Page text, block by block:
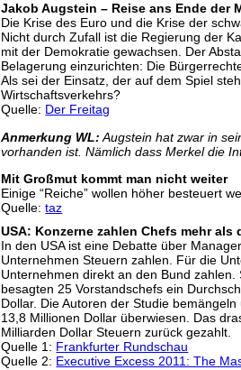
Jakob Augstein – Reise ans Ende der
Die Krise des Euro und die Krise der
Nicht durch Zufall ist die Regierung der
mit der Demokratie gewachsen. Der
Belagerung einzurichten: Die
Als sei der Einsatz, der auf dem Spiel
Wirtschaftsverkehrs?
Quelle: Der Freitag
Anmerkung WL: Augstein hat zwar in
vorhanden ist. Nämlich dass Merkel die
Mit Großmut kommt man nicht weiter
Einige “Reiche” wollen höher besteuert
Quelle:taz
USA: Konzerne zahlen Chefs mehr als
In den USA ist eine Debatte über
Unternehmen Steuern zahlen. Für die
Unternehmen direkt an den Bund
besagten 25 Vorstandschefs ein
Dollar. Die Autoren der Studie
13,8 Millionen Dollar überwiesen. Das
Milliarden Dollar Steuern zurück gezahlt.
Quelle 1: Frankfurter Rundschau
Quelle 2: Executive Excess 2011: The